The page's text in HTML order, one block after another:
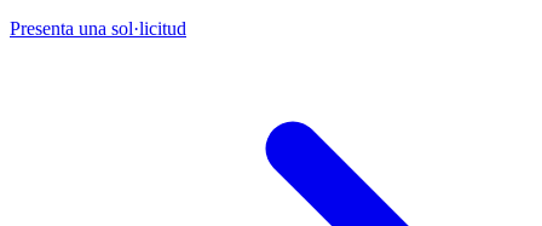
Presenta una sol·licitud